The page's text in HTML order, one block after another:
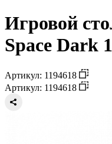
Игровой
Space Dark
Артикул: 1194618
Артикул: 1194618